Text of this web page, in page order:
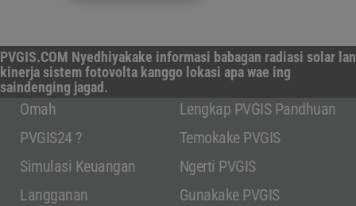
PVGIS.COM Nyedhiyakake informasi babagan radiasi solar lan
kinerja sistem fotovolta kanggo lokasi apa wae ing
saindenging jagad.
Omah
PVGIS24 ?
Simulasi Keuangan
Langganan
Lengkap PVGIS Pandhuan
Temokake PVGIS
Ngerti PVGIS
Gunakake PVGIS